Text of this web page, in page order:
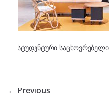
სტუდენტური საცხოვრებელი
← Previous